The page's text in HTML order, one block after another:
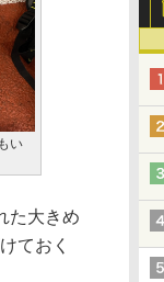
い
た大きめ
ておく